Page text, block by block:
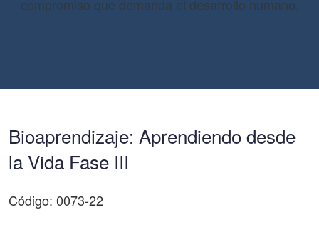
compromiso que demanda el desarrollo humano.
Bioaprendizaje: Aprendiendo desde
la Vida Fase III
Código: 0073-22